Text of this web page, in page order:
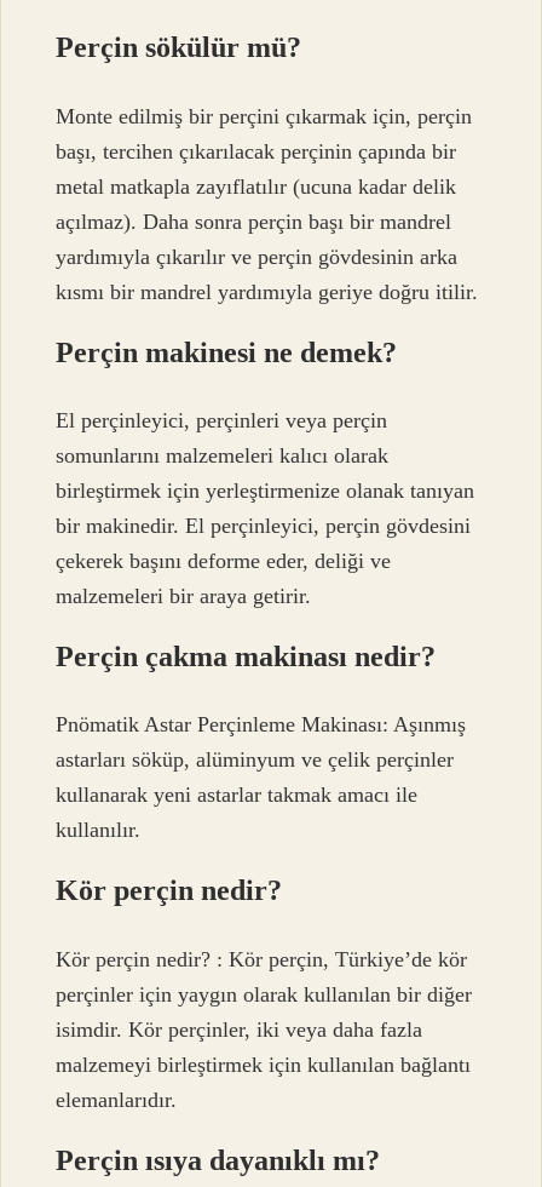
Perçin sökülür mü?
Monte edilmiş bir perçini çıkarmak için, perçin
başı, tercihen çıkarılacak perçinin çapında bir
metal matkapla zayıflatılır (ucuna kadar delik
açılmaz). Daha sonra perçin başı bir mandrel
yardımıyla çıkarılır ve perçin gövdesinin arka
kısmı bir mandrel yardımıyla geriye doğru itilir.
Perçin makinesi ne demek?
El perçinleyici, perçinleri veya perçin
somunlarını malzemeleri kalıcı olarak
birleştirmek için yerleştirmenize olanak tanıyan
bir makinedir. El perçinleyici, perçin gövdesini
çekerek başını deforme eder, deliği ve
malzemeleri bir araya getirir.
Perçin çakma makinası nedir?
Pnömatik Astar Perçinleme Makinası: Aşınmış
astarları söküp, alüminyum ve çelik perçinler
kullanarak yeni astarlar takmak amacı ile
kullanılır.
Kör perçin nedir?
Kör perçin nedir? : Kör perçin, Türkiye’de kör
perçinler için yaygın olarak kullanılan bir diğer
isimdir. Kör perçinler, iki veya daha fazla
malzemeyi birleştirmek için kullanılan bağlantı
elemanlarıdır.
Perçin ısıya dayanıklı mı?